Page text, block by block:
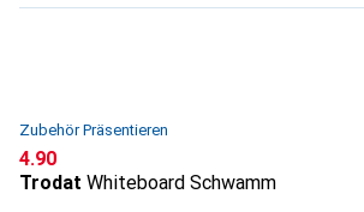
Zubehör Präsentieren
CHF
4.90
Trodat Whiteboard Schwamm